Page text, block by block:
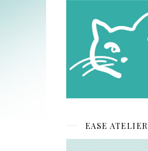
EASE ATELIER